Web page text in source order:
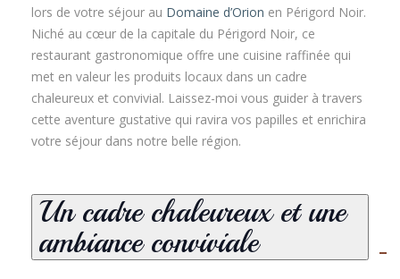
lors de votre séjour au Domaine d’Orion en Périgord Noir.
Niché au cœur de la capitale du Périgord Noir, ce
restaurant gastronomique offre une cuisine raffinée qui
met en valeur les produits locaux dans un cadre
chaleureux et convivial. Laissez-moi vous guider à travers
cette aventure gustative qui ravira vos papilles et enrichira
votre séjour dans notre belle région.
Un cadre chaleureux et une
ambiance conviviale